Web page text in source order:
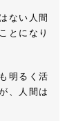
ない人間
とになり
明るく活
、人間は